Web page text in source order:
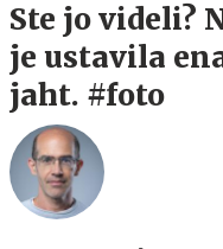
Ste jo videli?
je ustavila
jaht. #foto